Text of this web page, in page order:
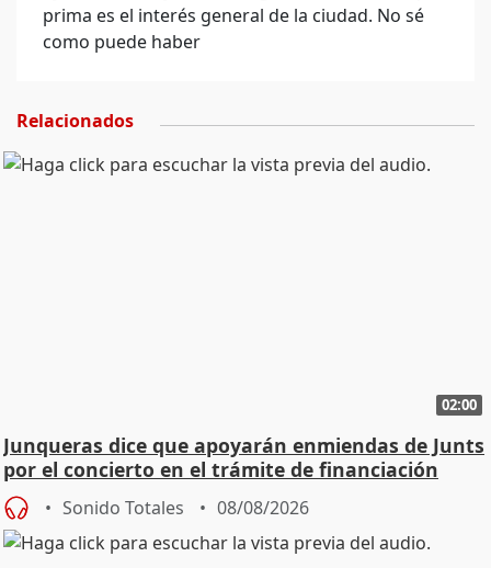
prima es el interés general de la ciudad. No sé
como puede haber
Relacionados
02:00
Junqueras dice que apoyarán enmiendas de Junts
por el concierto en el trámite de financiación
Sonido Totales 08/08/2026